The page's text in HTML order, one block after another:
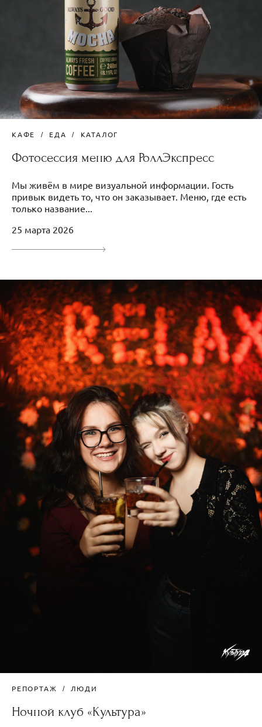
КАФЕ ЕДА КАТАЛОГ
Фотосессия меню для РоллЭкспресс
Мы живём в мире визуальной информации. Гость
привык видеть то, что он заказывает. Меню, где есть
только название...
25 марта 2026
РЕПОРТАЖ ЛЮДИ
Ночной клуб «Культура»